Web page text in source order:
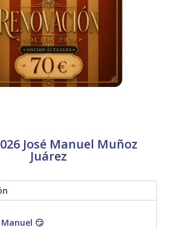
José Manuel Muñoz
Juárez
😏